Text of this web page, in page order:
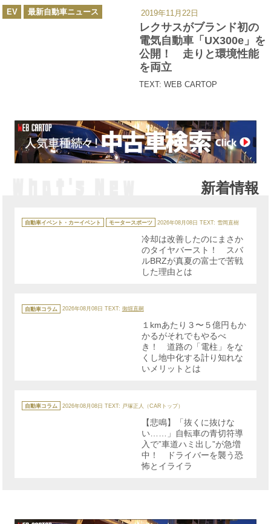
レクサスがブランド初の
電気自動車「UX300e」を
公開！ 走りと環境性能
を両立
TEXT: WEB CARTOP
カ
テ
EV 最新自動車ニュース 2019年11月22日
新着情報
テ
ゴ
自動車イベント・カーイベント モータースポーツ 2026年08月08日 TEXT: 雪岡直樹
冷却は改善したのにまさか
のタイヤバースト！ スバ
ルBRZが真夏の富士で苦戦
した理由とは
テ
ゴ
自動車コラム 2026年08月08日 TEXT: 御堀直嗣
１kmあたり３〜５億円もか
かるがそれでもやるべ
き！ 道路の「電柱」をな
くし地中化する計り知れな
いメリットとは
テ
ゴ
自動車コラム 2026年08月08日 TEXT: 戸塚正人（CARトップ）
【悲鳴】「抜くに抜けな
い……」自転車の青切符導
入で”車道ハミ出し”が急増
中！ ドライバーを襲う恐
怖とイライラ